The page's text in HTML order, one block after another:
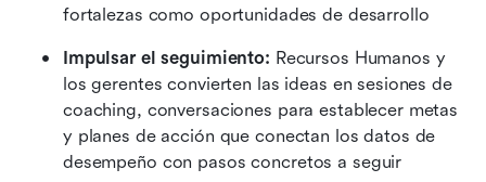
fortalezas como oportunidades de desarrollo
Impulsar el seguimiento: Recursos Humanos y
los gerentes convierten las ideas en sesiones de
coaching, conversaciones para establecer metas
y planes de acción que conectan los datos de
desempeño con pasos concretos a seguir